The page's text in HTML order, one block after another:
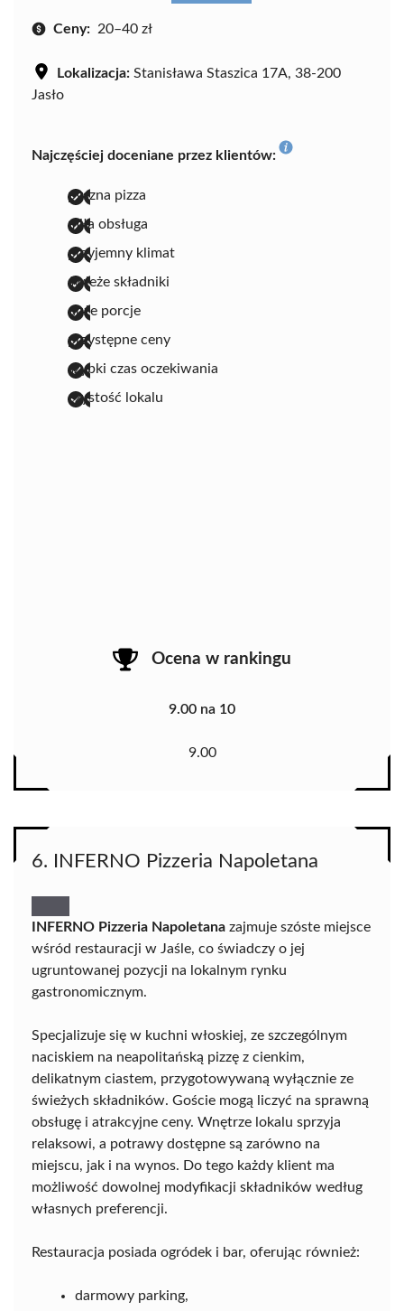
Ceny: 20–40 zł
Lokalizacja: Stanisława Staszica 17A, 38-200
Jasło
Najczęściej doceniane przez klientów:
pyszna pizza
miła obsługa
przyjemny klimat
świeże składniki
duże porcje
przystępne ceny
szybki czas oczekiwania
czystość lokalu
Ocena w rankingu
9.00 na 10
9.00
6. INFERNO Pizzeria Napoletana
INFERNO Pizzeria Napoletana zajmuje szóste miejsce
wśród restauracji w Jaśle, co świadczy o jej
ugruntowanej pozycji na lokalnym rynku
gastronomicznym.
Specjalizuje się w kuchni włoskiej, ze szczególnym
naciskiem na neapolitańską pizzę z cienkim,
delikatnym ciastem, przygotowywaną wyłącznie ze
świeżych składników. Goście mogą liczyć na sprawną
obsługę i atrakcyjne ceny. Wnętrze lokalu sprzyja
relaksowi, a potrawy dostępne są zarówno na
miejscu, jak i na wynos. Do tego każdy klient ma
możliwość dowolnej modyfikacji składników według
własnych preferencji.
Restauracja posiada ogródek i bar, oferując również:
darmowy parking,